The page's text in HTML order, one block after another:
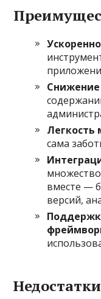
Снижение
Легкость
сама
вместе —
версий,